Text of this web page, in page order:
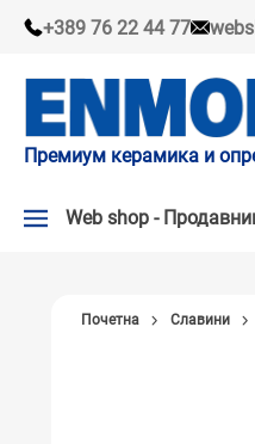
+389 76 22 44 77
Премиум керамика и
Web shop -
НАШИ ПРЕПОРАКИ
Почетна Славини